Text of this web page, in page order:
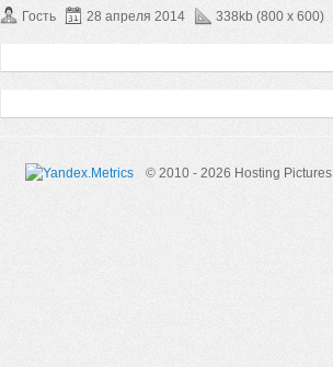
Гость 28 апреля 2014 338kb (800 x 600)
© 2010 - 2026 Hosting Pictures.